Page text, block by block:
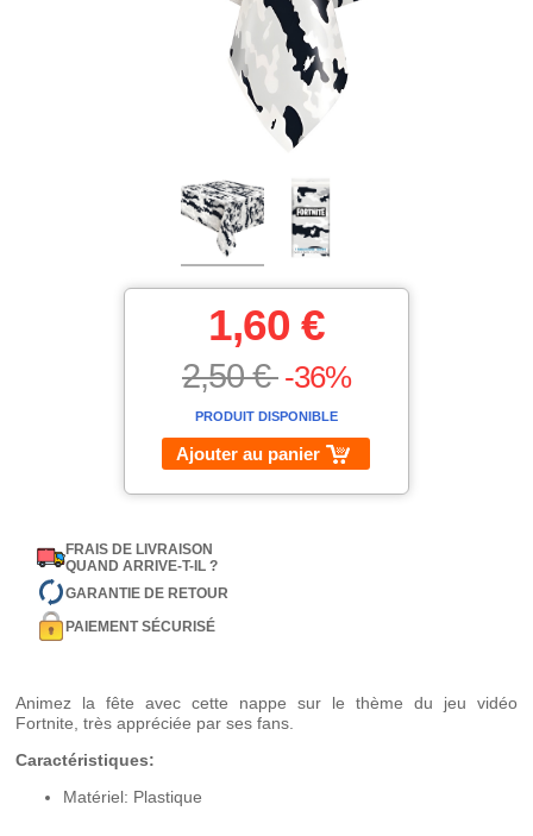
1,60 €
2,50 € -36%
PRODUIT DISPONIBLE
Ajouter au panier
FRAIS DE LIVRAISON
QUAND ARRIVE-T-IL ?
GARANTIE DE RETOUR
PAIEMENT SÉCURISÉ
Animez la fête avec cette nappe sur le thème du jeu vidéo
Fortnite, très appréciée par ses fans.
Caractéristiques:
Matériel: Plastique